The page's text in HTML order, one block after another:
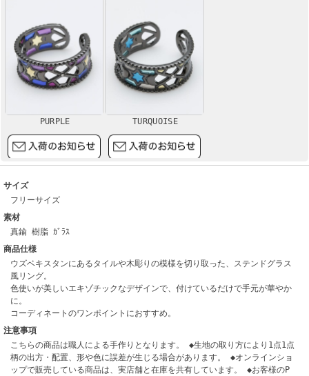
PURPLE TURQUOISE
サイズ
フリーサイズ
素材
真鍮 樹脂 ｶﾞﾗｽ
商品仕様
ウズベキスタンにあるタイルや木彫りの模様を切り取った、ステンドグラス
風リング。
色使いが美しいエキゾチックなデザインで、付けているだけで手元が華やか
に。
コーディネートのワンポイントにおすすめ。
注意事項
こちらの商品は職人による手作りとなります。 ◆生地の取り方により1点1点
柄の出方・配置、形や色に誤差が生じる場合があります。 ◆オンラインショ
ップで販売している商品は、実店舗と在庫を共有しています。 ◆お客様のP